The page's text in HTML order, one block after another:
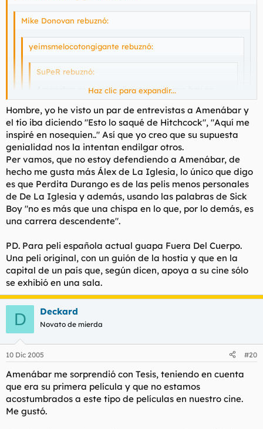
Mike Donovan rebuznó:
yeimsmelocotongigante rebuznó:
SuPeR rebuznó:
Amenabar es el unico director serio que hay en
españa que no hable de travestis y de historias de
mierda.
Haz clic para expandir...
Almodovar no es el unico director de españa.
Lo que pasa esque amenabar es el director mas
digerible que tenemos, porque todas sus pelis son
refritos de otras mil americanas y por eso luego se
llevan un paston en taquilla.
Luego cuando hacemos cosas un poco diferentes, la
gente se caga. ejemplos:
Perdita durango
Haz clic para expandir...
Y esa no es un refrito de mil pelis americanas?
Haz clic para expandir...
Es la adaptacion de un libro de Barry Gifford, del cual en eeuu
ya han adaptado varias libros. Y aparte, cuando alex de la
iglesia hace referencia a otras peliculas, es explicito y no lo
oculta bajo su supuesta "genialidad"
Una cosa es ceñirse a un genero, y otra plagiar libros, peliculas,
escenas de peliculas, y que te den todos los goyas imaginables.
Haz clic para expandir...
Hombre, yo he visto un par de entrevistas a Amenábar y
el tío iba diciendo "Esto lo saqué de Hitchcock", "Aquí me
inspiré en nosequien.." Así que yo creo que su supuesta
genialidad nos la intentan endilgar otros.
Per vamos, que no estoy defendiendo a Amenábar, de
hecho me gusta más Álex de La Iglesia, lo único que digo
es que Perdita Durango es de las pelis menos personales
de De La Iglesia y además, usando las palabras de Sick
Boy "no es más que una chispa en lo que, por lo demás, es
una carrera descendente".
PD. Para peli española actual guapa Fuera Del Cuerpo.
Una peli original, con un guión de la hostia y que en la
capital de un país que, según dicen, apoya a su cine sólo
se exhibió en una sala.
D Deckard
Novato de mierda
10 Dic 2005 #20
Amenábar me sorprendió con Tesis, teniendo en cuenta
que era su primera película y que no estamos
acostumbrados a este tipo de películas en nuestro cine.
Me gustó.